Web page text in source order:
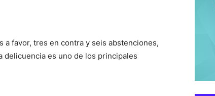
favor, tres en contra y seis abstenciones,
delicuencia es uno de los principales